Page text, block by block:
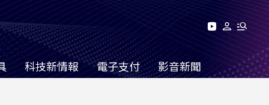
科技新情報 電子支付 影音新聞